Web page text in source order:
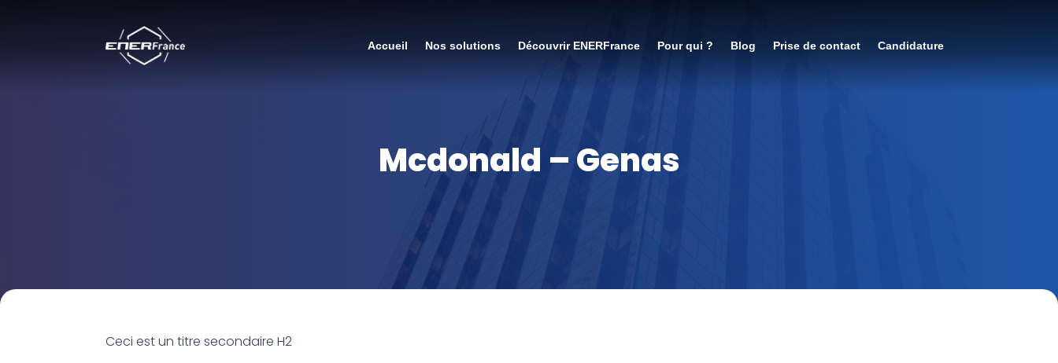
Accueil Nos solutions Découvrir ENERFrance Pour qui ? Blog Prise de contact Candidature
Mcdonald – Genas
Ceci est un titre secondaire H2